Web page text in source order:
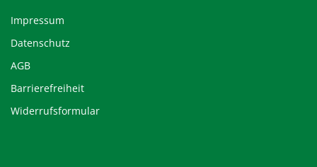
Impressum
Datenschutz
AGB
Barrierefreiheit
Widerrufsformular